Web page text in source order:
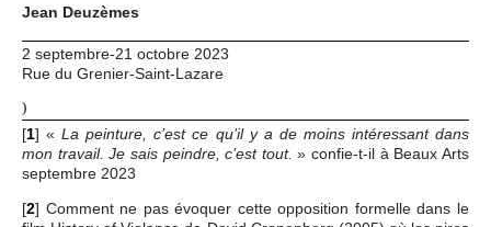
Jean Deuzèmes
2 septembre-21 octobre 2023
Rue du Grenier-Saint-Lazare
)
[1]«La peinture, c’est ce qu’il y a de moins intéressant dans
mon travail. Je sais peindre, c’est tout. » confie-t-il à Beaux Arts
septembre 2023
[2] Comment ne pas évoquer cette opposition formelle dans le